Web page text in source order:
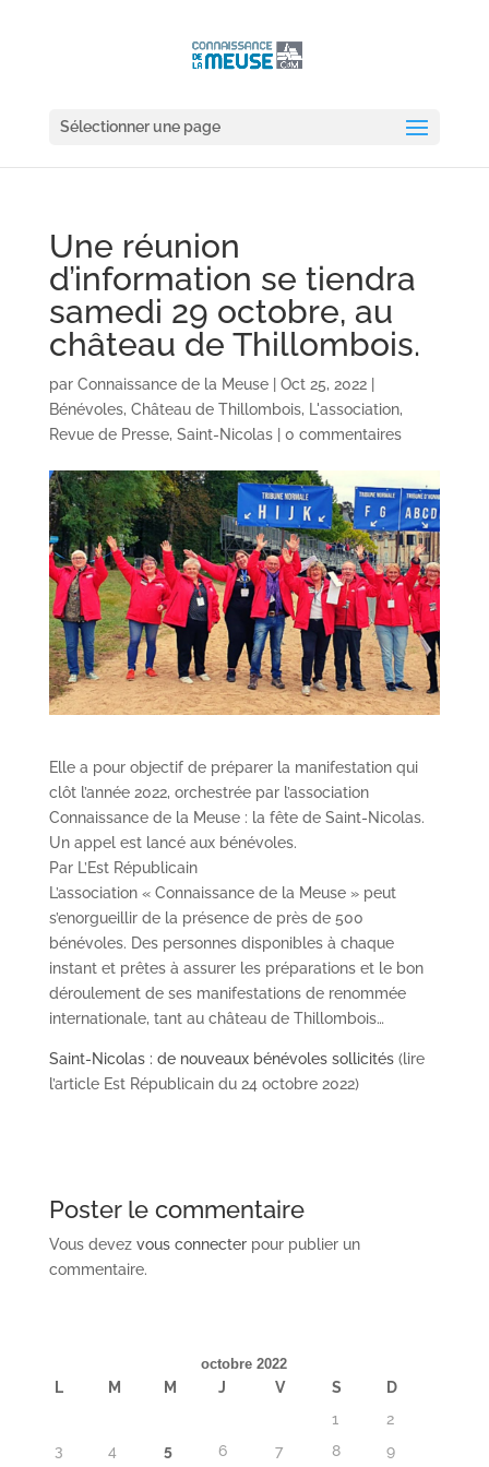
Sélectionner une page
Une réunion
d’information se tiendra
samedi 29 octobre, au
château de Thillombois.
par Connaissance de la Meuse| Oct 25, 2022|
Bénévoles, Château de Thillombois, L'association,
Revue de Presse, Saint-Nicolas| 0 commentaires
Elle a pour objectif de préparer la manifestation qui
clôt l’année 2022, orchestrée par l’association
Connaissance de la Meuse : la fête de Saint-Nicolas.
Un appel est lancé aux bénévoles.
Par
L’Est Républicain
L’association « Connaissance de la Meuse » peut
s’enorgueillir de la présence de près de 500
bénévoles. Des personnes disponibles à chaque
instant et prêtes à assurer les préparations et le bon
déroulement de ses manifestations de renommée
internationale, tant au château de Thillombois…
Saint-Nicolas : de nouveaux bénévoles sollicités(lire
l’article Est Républicain du 24 octobre 2022)
Poster le commentaire
Vous devez vous connecterpour publier un
commentaire.
octobre 2022
L M M J V S
D
1
2
3
4 5 6 7 8 9